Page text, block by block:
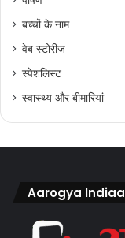
बच्चों के नाम
वेब स्टोरीज
स्पेशलिस्ट
स्वास्थ्य और बीमारियां
Aarogya Indiaa